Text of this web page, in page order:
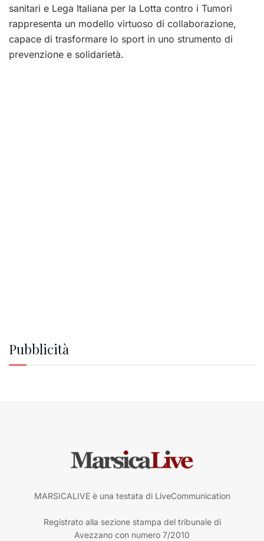
sanitari e Lega Italiana per la Lotta contro i Tumori
rappresenta un modello virtuoso di collaborazione,
capace di trasformare lo sport in uno strumento di
prevenzione e solidarietà.
Pubblicità
MARSICALIVE è una testata di LiveCommunication
Registrato alla sezione stampa del tribunale di
Avezzano con numero 7/2010